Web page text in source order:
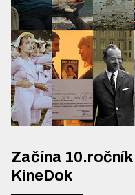
Začína
KineDok